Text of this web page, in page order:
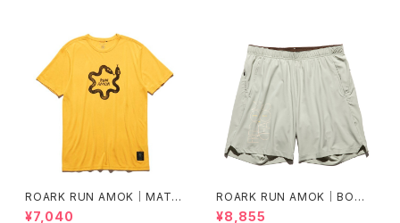
ROARK RUN AMOK｜MATHI
S CORE SS col.SUNBURST
¥7,040
ROARK RUN AMOK｜BOM
MER 2.0 7" Col.CHAPARRA
¥8,855